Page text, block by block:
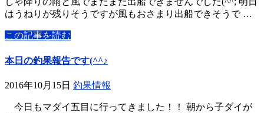
はうねりが残りそうですが風もおさまり出船できそうで …
この記事を読む
本日の釣果報告です(^^♪
2016年10月15日 釣果情報
今日もマダイ五目に行ってきました！！ 朝から子ダイが